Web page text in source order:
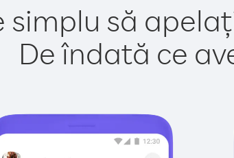
simplu să
De îndată ce